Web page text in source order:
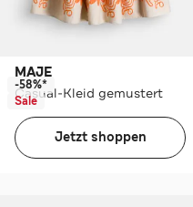
MAJE
Casual-Kleid gemustert
-58%*
Sale
Jetzt shoppen